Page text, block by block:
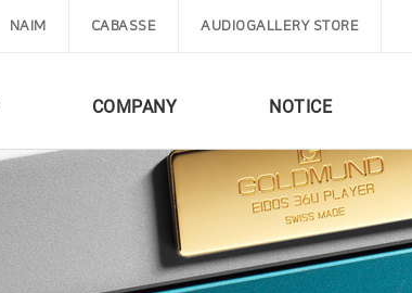
NAIM CABASSE AUDIOGALLERY STORE
COMPANY NOTICE